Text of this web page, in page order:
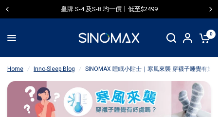
皇牌 S-4 及S-8 均一價〡低至$2499
0
Home / Inno-Sleep Blog / SINOMAX 睡眠小貼士｜寒風來襲 穿襪子睡覺有好